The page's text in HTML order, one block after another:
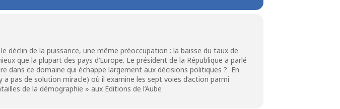
déclin de la puissance, une même préoccupation : la baisse du taux de
que la plupart des pays d’Europe. Le président de la République a parlé
dans ce domaine qui échappe largement aux décisions politiques ? En
pas de solution miracle) où il examine les sept voies d’action parmi
de la démographie » aux Editions de l’Aube